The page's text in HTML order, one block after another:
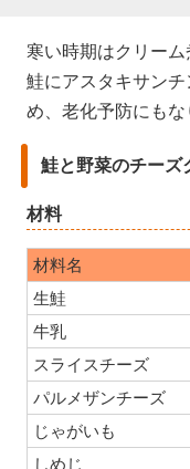
寒い時期はクリー
鮭にアスタキサン
め、老化予防にもな
鮭と野菜のチーズ
材料
材料名
生鮭
牛乳
スライスチーズ
パルメザンチーズ
じゃがいも
しめじ